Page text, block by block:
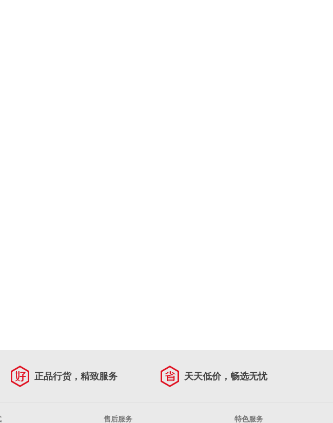
正品行货，精致服务 天天低价，畅选无忧
售后服务 特色服务